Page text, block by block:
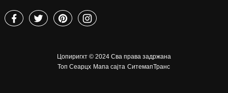
Цопиригхт © 2024 Сва права задржана
Топ Сеарцх Мапа сајта СитемапТранс